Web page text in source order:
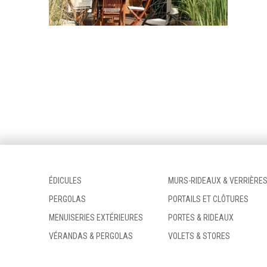
ÉDICULES
MURS-RIDEAUX & VERRIÈRES
PERGOLAS
PORTAILS ET CLÔTURES
MENUISERIES EXTÉRIEURES
PORTES & RIDEAUX
VÉRANDAS & PERGOLAS
VOLETS & STORES